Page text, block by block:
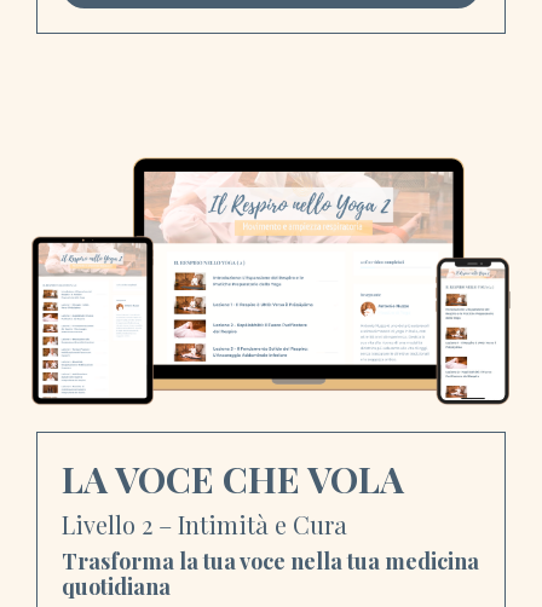
LA VOCE CHE VOLA
Livello 2 – Intimità e Cura
Trasforma la tua voce nella tua medicina
quotidiana